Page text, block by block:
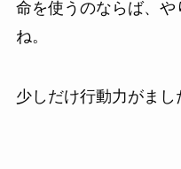
命を使うのならば、や
ね。
少しだけ行動力がま